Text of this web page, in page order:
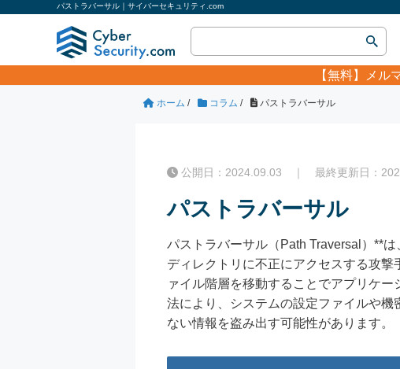
パストラバーサル｜サイバーセキュリティ.com
【無料】 メル
ホーム / コラム / パストラバーサル
公開日：2024.09.03 ｜ 最終更新日：
パストラバーサル
パストラバーサル（Path Traversal）**
ディレクトリに不正にアクセスする攻
ァイル階層を移動することでアプリケ
法により、システムの設定ファイルや
ない情報を盗み出す可能性があります。